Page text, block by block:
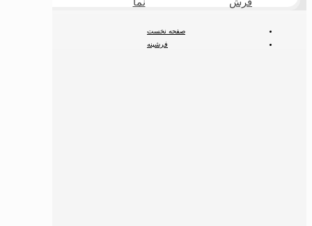
صفحه نخست
فرشینه